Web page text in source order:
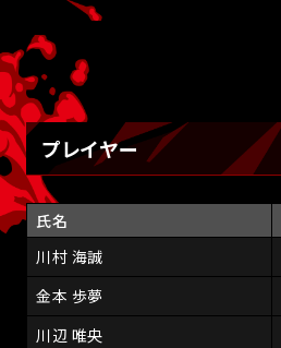
プレイヤー
氏名
川村 海誠
金本 歩夢
川辺 唯央